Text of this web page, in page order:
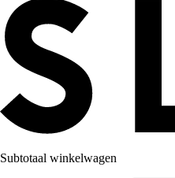
Subtotaal winkelwagen